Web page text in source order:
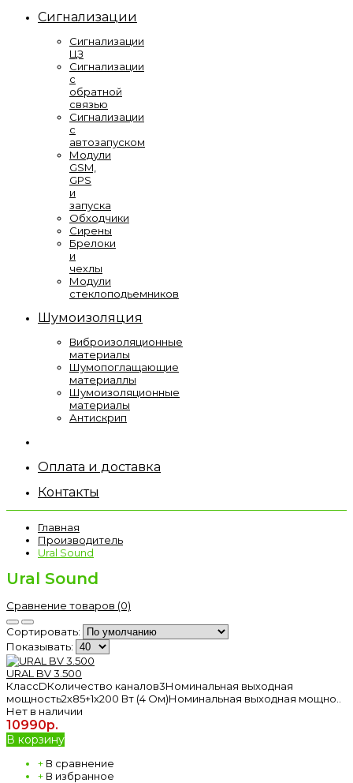
Сигнализации
Сигнализации
ЦЗ
Сигнализации
с
обратной
связью
Сигнализации
с
автозапуском
Модули
GSM,
GPS
и
запуска
Обходчики
Сирены
Брелоки
и
чехлы
Модули
стеклоподьемников
Шумоизоляция
Виброизоляционные
материалы
Шумопоглащающие
материаллы
Шумоизоляционные
материалы
Антискрип
Оплата и доставка
Контакты
Главная
Производитель
Ural Sound
Ural Sound
Сравнение товаров (0)
Сортировать:
Показывать:
URAL BV 3.500
КлассDКоличество каналов3Номинальная выходная
мощность2х85+1x200 Вт (4 Ом)Номинальная выходная мощно..
Нет в наличии
10990р.
В корзину
+ В сравнение
+ В избранное